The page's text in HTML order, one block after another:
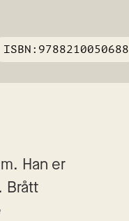
ISBN: 9788210050688
Han er
Brått